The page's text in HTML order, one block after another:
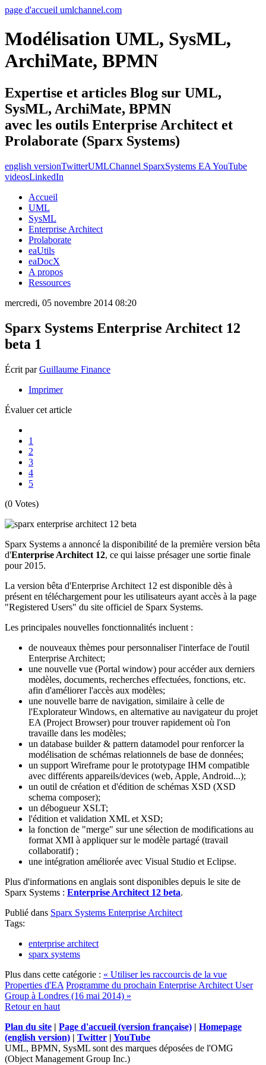
page d'accueil umlchannel.com
Modélisation UML, SysML,
ArchiMate, BPMN
Expertise et articles Blog sur UML,
SysML, ArchiMate, BPMN
avec les outils Enterprise Architect et
Prolaborate (Sparx Systems)
english versionTwitterUMLChannel SparxSystems EA YouTube
videosLinkedIn
Accueil
UML
SysML
Enterprise Architect
Prolaborate
eaUtils
eaDocX
A propos
Ressources
mercredi, 05 novembre 2014 08:20
Sparx Systems Enterprise Architect 12
beta 1
Écrit parGuillaume Finance
Imprimer
Évaluer cet article
1
2
3
4
5
(0 Votes)
Sparx Systems a annoncé la disponibilité de la première version bêta
d'Enterprise Architect 12, ce qui laisse présager une sortie finale
pour 2015.
La version bêta d'Enterprise Architect 12 est disponible dès à
présent en téléchargement pour les utilisateurs ayant accès à la page
"Registered Users" du site officiel de Sparx Systems.
Les principales nouvelles fonctionnalités incluent :
de nouveaux thèmes pour personnaliser l'interface de l'outil
Enterprise Architect;
une nouvelle vue (Portal window) pour accéder aux derniers
modèles, documents, recherches effectuées, fonctions, etc.
afin d'améliorer l'accès aux modèles;
une nouvelle barre de navigation, similaire à celle de
l'Explorateur Windows, en alternative au navigateur du projet
EA (Project Browser) pour trouver rapidement où l'on
travaille dans les modèles;
un database builder & pattern datamodel pour renforcer la
modélisation de schémas relationnels de base de données;
un support Wireframe pour le prototypage IHM compatible
avec différents appareils/devices (web, Apple, Android...);
un outil de création et d'édition de schémas XSD (XSD
schema composer);
un débogueur XSLT;
l'édition et validation XML et XSD;
la fonction de "merge" sur une sélection de modifications au
format XMI à appliquer sur le modèle partagé (travail
collaboratif) ;
une intégration améliorée avec Visual Studio et Eclipse.
Plus d'informations en anglais sont disponibles depuis le site de
Sparx Systems : Enterprise Architect 12 beta.
Publié dans Sparx Systems Enterprise Architect
Tags:
enterprise architect
sparx systems
Plus dans cette catégorie : « Utiliser les raccourcis de la vue
Properties d'EA Programme du prochain Enterprise Architect User
Group à Londres (16 mai 2014) »
Retour en haut
Plan du site | Page d'accueil (version française) | Homepage
(english version) | Twitter | YouTube
UML, BPMN, SysML sont des marques déposées de l'OMG
(Object Management Group Inc.)